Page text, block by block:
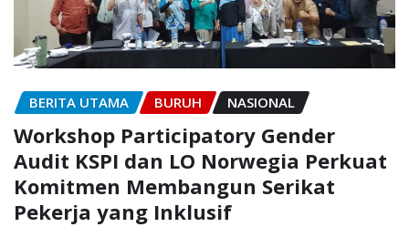
BERITA UTAMA BURUH NASIONAL
Workshop Participatory Gender
Audit KSPI dan LO Norwegia Perkuat
Komitmen Membangun Serikat
Pekerja yang Inklusif